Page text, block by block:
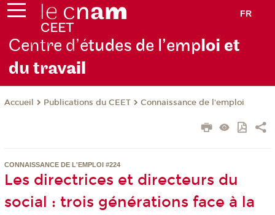
FR
Centre d’études de l’emploi et
du travail
Accueil Publications du CEET Connaissance de l'emploi
CONNAISSANCE DE L'EMPLOI #224
Les directrices et directeurs du
social : trois générations face à la